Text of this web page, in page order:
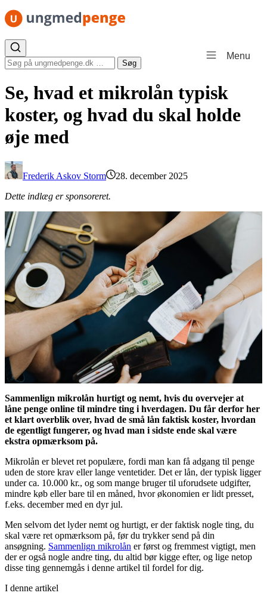
Spring til indhold
Menu
Søg efter: Søg
Se, hvad et mikrolån typisk
koster, og hvad du skal holde
øje med
Frederik Askov Storm
28. december 2025
Dette indlæg er sponsoreret.
Sammenlign mikrolån hurtigt og nemt, hvis du overvejer at
låne penge online til mindre ting i hverdagen. Du får derfor her
et klart overblik over, hvad de små lån faktisk koster, hvordan
de egentligt fungerer, og hvad man i sidste ende skal være
ekstra opmærksom på.
Mikrolån er blevet ret populære, fordi man kan få adgang til penge
uden de store krav eller lange ventetider. Det er lån, der typisk ligger
under ca. 10.000 kr., og som mange bruger til uforudsete udgifter,
mindre køb eller bare til en måned, hvor økonomien er lidt presset,
f.eks. december med en dyr jul.
Men selvom det lyder nemt og hurtigt, er der faktisk nogle ting, du
skal være ret opmærksom på, før du trykker send på din
ansøgning. Sammenlign mikrolån er først og fremmest vigtigt, men
der er også nogle andre ting, du altid bør kigge efter, og lige netop
disse ting gennemgås i denne artikel til fordel for dig.
I denne artikel